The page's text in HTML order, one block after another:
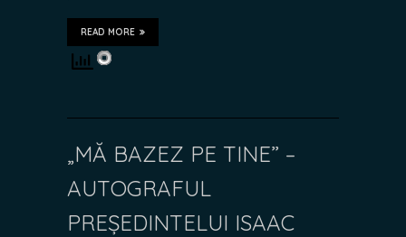
READ MORE
„MĂ BAZEZ PE TINE” –
AUTOGRAFUL
PREȘEDINTELUI ISAAC